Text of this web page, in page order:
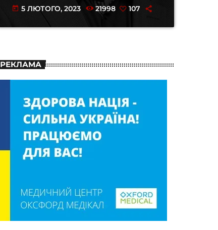
today 5 ЛЮТОГО, 2023 21998 107
РЕКЛАМА